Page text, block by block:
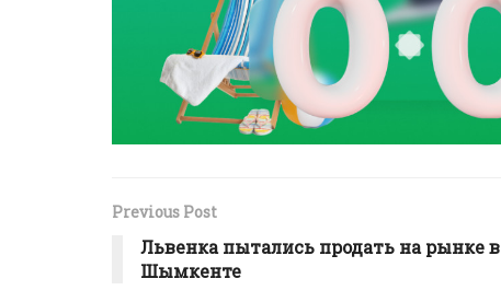
Previous Post
Львенка пытались продать на рынке в
Шымкенте